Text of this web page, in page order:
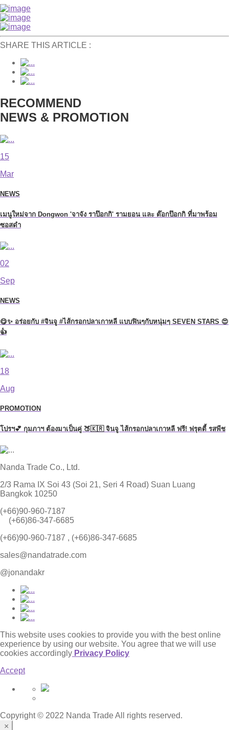
SHARE THIS ARTICLE :
RECOMMEND
NEWS & PROMOTION
15
Mar
NEWS
เมนูใหม่จาก Dongwon 'จาจัง ราป๊อกกิ' รามยอน และ ต๊อกป๊อกกิ ที่มาพร้อม
ซอสดำ
02
Sep
NEWS
😋✨ อร่อยกับ #จินจู #ไส้กรอกปลาเกาหลี แบบฟินๆกับหนุ่มๆ SEVEN STARS 😍
👍
18
Aug
PROMOTION
โปรฯ💕 กุมภาฯ ต้องมาเป็นคู่ 🍑🇰🇷 จินจู ไส้กรอกปลาเกาหลี ฟรี! ฟรุตตี้ รสพีช
Nanda Trade Co., Ltd.
2/3 Rama IX Soi 43 (Soi 21, Seri 4 Road) Suan Luang
Bangkok 10250
(+66)90-960-7187
(+66)86-347-6685
(+66)90-960-7187 , (+66)86-347-6685
sales@nandatrade.com
@jonandakr
This website uses cookies to provide you with the best online
experience by using our website. You agree that we will use
cookies accordingly Privacy Policy
Accept
Copyright © 2022 Nanda Trade All rights reserved.
×